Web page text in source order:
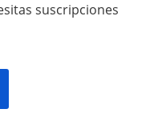
suscripciones